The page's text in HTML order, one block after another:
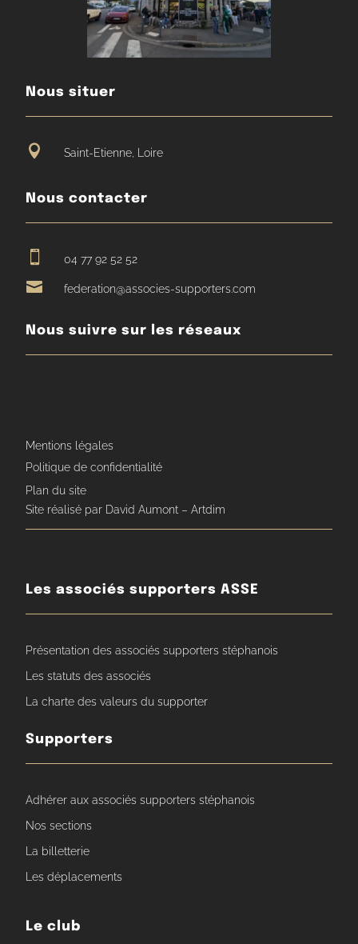
Nous situer
 Saint-Etienne, Loire
Nous contacter
 04 77 92 52 52
 federation@associes-supporters.com
Nous suivre sur les réseaux
Mentions légales
Politique de confidentialité
Plan du site
Site réalisé par David Aumont – Artdim
Les associés supporters ASSE
Présentation des associés supporters stéphanois
Les statuts des associés
La charte des valeurs du supporter
Supporters
Adhérer aux associés supporters stéphanois
Nos sections
La billetterie
Les déplacements
Le club